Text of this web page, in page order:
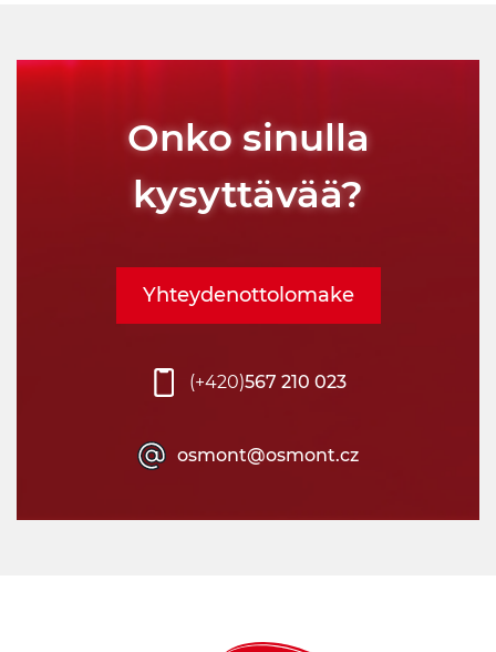
Onko sinulla
kysyttävää?
(+420)567 210 023
osmont@osmont.cz
Yhteydenottolomake